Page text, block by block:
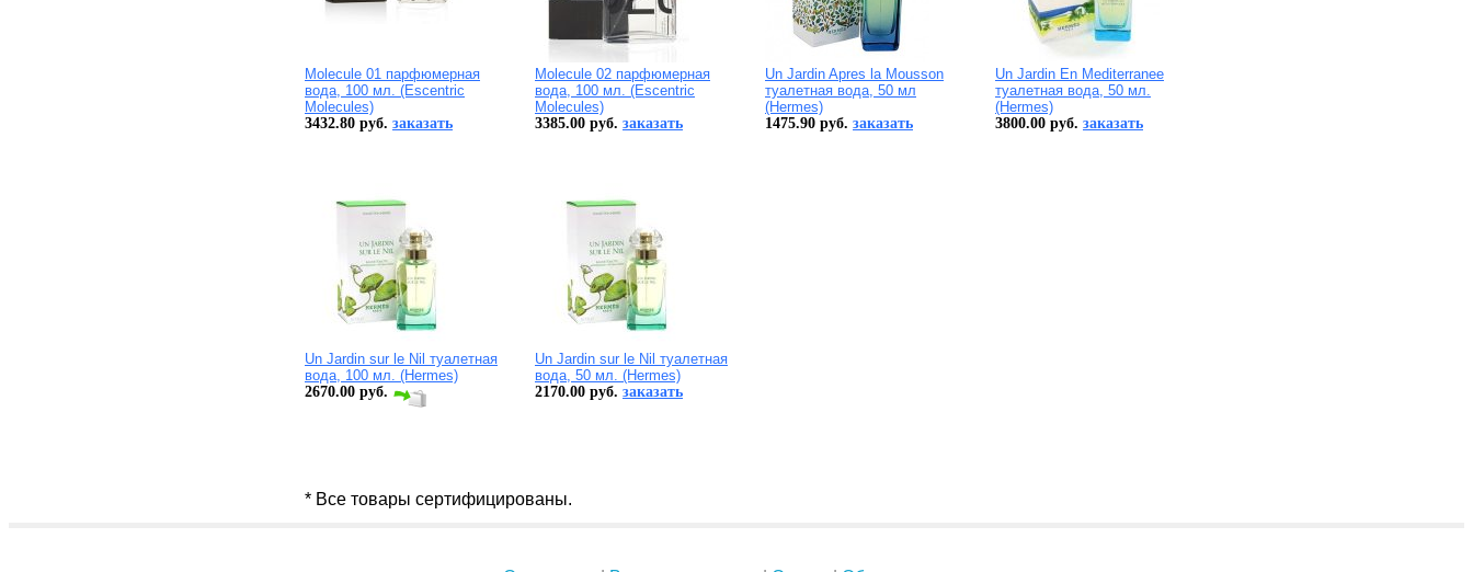
Molecule 01 парфюмерная
вода, 100 мл. (Escentric
Molecules)
3432.80 руб. заказать
Molecule 02 парфюмерная
вода, 100 мл. (Escentric
Molecules)
3385.00 руб. заказать
Un Jardin Apres la Mousson
туалетная вода, 50 мл
(Hermes)
1475.90 руб. заказать
Un Jardin En Mediterranee
туалетная вода, 50 мл.
(Hermes)
3800.00 руб. заказать
Un Jardin sur le Nil туалетная
вода, 100 мл. (Hermes)
2670.00 руб.
Un Jardin sur le Nil туалетная
вода, 50 мл. (Hermes)
2170.00 руб. заказать
* Все товары сертифицированы.